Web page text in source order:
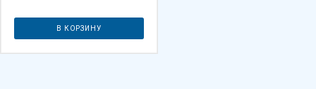
В КОРЗИНУ